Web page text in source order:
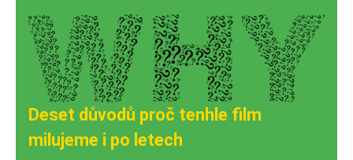
Deset důvodů proč tenhle film
milujeme i po letech